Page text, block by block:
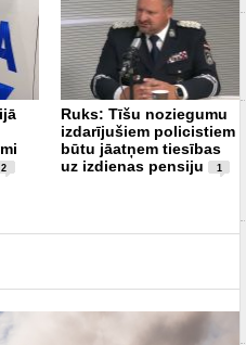
2
Ruks: Tīšu noziegumu
izdarījušiem policistiem
būtu jāatņem tiesības
uz izdienas pensiju
1